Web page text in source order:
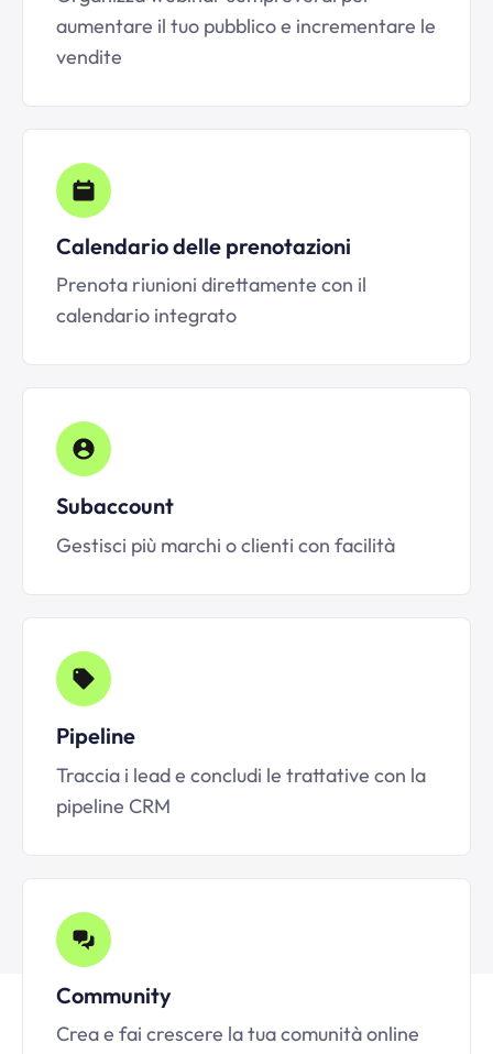
aumentare il tuo pubblico e incrementare le
vendite
Calendario delle prenotazioni
Prenota riunioni direttamente con il
calendario integrato
Subaccount
Gestisci più marchi o clienti con facilità
Pipeline
Traccia i lead e concludi le trattative con la
pipeline CRM
Community
Crea e fai crescere la tua comunità online